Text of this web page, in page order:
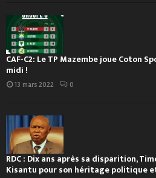
CAF-C2: Le TP Mazembe joue Coton
midi !
13 mars 2022 0
RDC : Dix ans après sa disparition,
Kisantu pour son héritage politique